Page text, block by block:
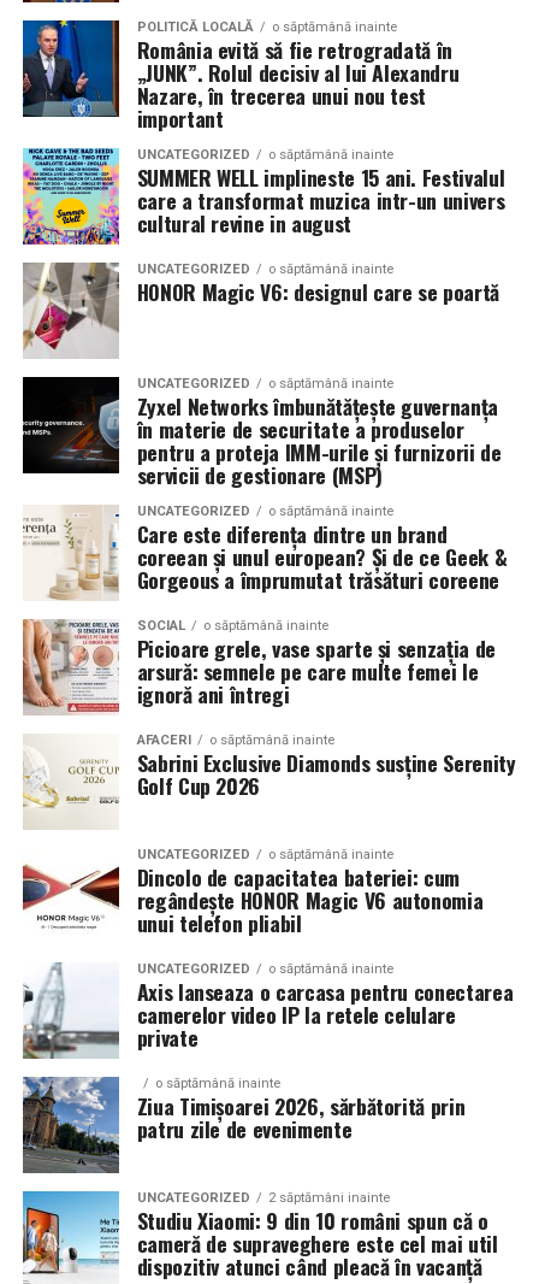
Colecțiile pe care le propune brandul acoperă toate
ocaziile ce merită marcate printr-o bijuterie autentică:
Blanco’s Diamonds, dedicată inelelor de logodnă și
bijuteriilor fine cu diamante naturale certificate;
DeRuvo Diamonds and Precious Stones
spre pietre prețioase colorate naturale; șiVerighetele
Sabrini, realizate la comandă în atelierul propriu,
personalizate în întregime pentru fiecare cuplu.
Telefon și WhatsApp:0790 999 900
Email:info@sabrini.ro
Toate magazinele:
Livrare gratuită în toată România.
Sabrini — Diamante naturale. Momente autentice.
(Advertorial)
parfumeria fină.
La La Lime
– prospețime reinterpretată
Dacă preferi parfumurile fresh, luminoase și energice, La
La Lime este alegerea potrivită.
Parfumul este construit în jurul lime-ului peruvian,
completat de un acord de lenjerie proaspăt spălată și
Akigalawood, o notă lemnoasă modernă care oferă
profunzime și persistență. Rezultatul este un parfum
vibrant, contemporan și ușor de purtat în orice moment
al zilei.
Tropic Thunder– vacanța într-o sticlă
Pentru cei care preferă parfumurile mai calde și
senzuale, Tropic Thunder propune o atmosferă complet
diferită.
Smochina coaptă, laptele de cocos și lemnul de santal
construiesc o compoziție inspirată de zilele petrecute la
soare și de energia destinațiilor tropicale. Este un
parfum care îmbină prospețimea fructelor cu confortul
notelor cremoase și lemnoase, fiind ideal pentru serile
de vară.
Parfumuri create fără limite
AtâtLa La Lime, cât șiTropic Thunder
Scents
, prima colecție Oriflame inspirată din parfumeria
de nișă.
Colecția a fost dezvoltată în colaborare cu Givaudan și
parfumerie. În cadrul unui proiect unic, aceștia au
primit aceeași provocare: să creeze fără reguli, fără
constrângeri comerciale și fără limitări de cost.
Rezultatul este o colecție de parfumuri moderne,
construite în jurul creativității și al ingredientelor
premium.
POLITICĂ LOCALĂ o săptămână inainte
România evită să fie retrogradată în
„JUNK”. Rolul decisiv al lui Alexandru
Nazare, în trecerea unui nou test
important
UNCATEGORIZED o săptămână inainte
SUMMER WELL implineste 15 ani. Festivalul
care a transformat muzica intr-un univers
cultural revine in august
UNCATEGORIZED o săptămână inainte
HONOR Magic V6: designul care se poartă
UNCATEGORIZED o săptămână inainte
Zyxel Networks îmbunătățește guvernanța
în materie de securitate a produselor
pentru a proteja IMM-urile și furnizorii de
servicii de gestionare (MSP)
UNCATEGORIZED o săptămână inainte
Care este diferența dintre un brand
coreean și unul european? Și de ce Geek &
Gorgeous a împrumutat trăsături coreene
SOCIAL o săptămână inainte
Picioare grele, vase sparte și senzația de
arsură: semnele pe care multe femei le
ignoră ani întregi
AFACERI o săptămână inainte
Sabrini Exclusive Diamonds susține Serenity
Golf Cup 2026
UNCATEGORIZED o săptămână inainte
Dincolo de capacitatea bateriei: cum
regândește HONOR Magic V6 autonomia
unui telefon pliabil
UNCATEGORIZED o săptămână inainte
Axis lanseaza o carcasa pentru conectarea
camerelor video IP la retele celulare
private
o săptămână inainte
Ziua Timișoarei 2026, sărbătorită prin
patru zile de evenimente
UNCATEGORIZED 2 săptămâni inainte
Studiu Xiaomi: 9 din 10 români spun că o
cameră de supraveghere este cel mai util
dispozitiv atunci când pleacă în vacanță